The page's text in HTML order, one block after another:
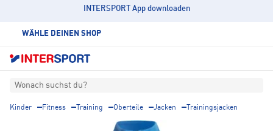
INTERSPORT App downloaden
WÄHLE DEINEN SHOP
Wonach suchst du?
Kinder Fitness Training Oberteile Jacken Trainingsjacken